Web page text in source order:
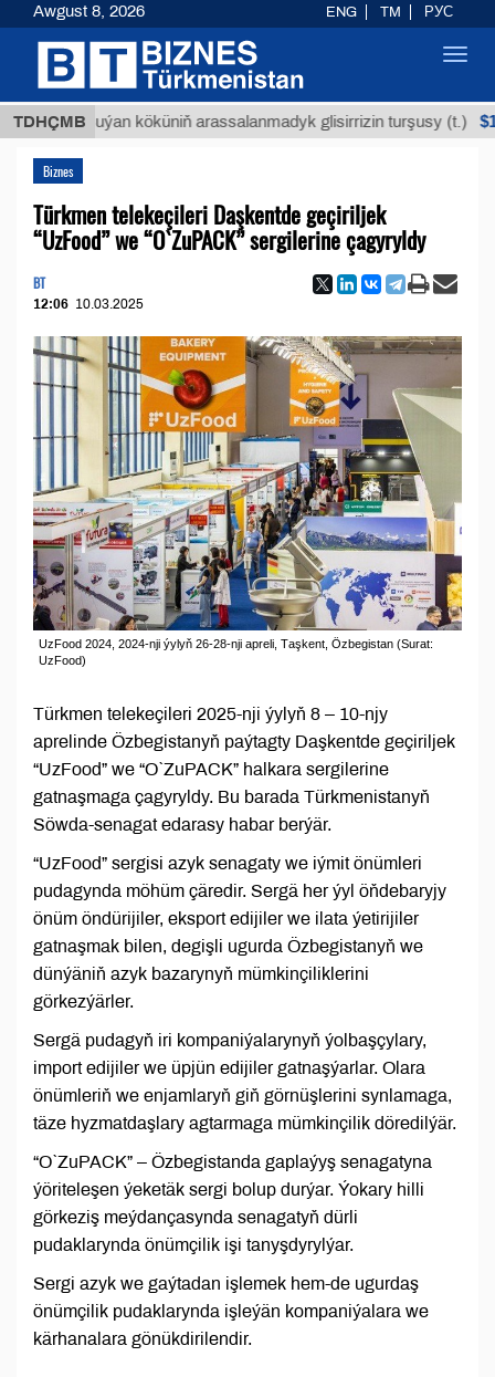
TDHÇMB
Buýan köküniň arassalanmadyk glisirrizin turşusy (t.)
Biznes
Türkmen telekeçileri Daşkentde geçiriljek
“UzFood” we “O`ZuPACK” sergilerine çagyryldy
BT
12:06 10.03.2025
UzFood 2024, 2024-nji ýylyň 26-28-nji apreli, Таşkent, Özbegistan (Surat:
UzFood)
Türkmen telekeçileri 2025-nji ýylyň 8 – 10-njy
aprelinde Özbegistanyň paýtagty Daşkentde geçiriljek
“UzFood” we “O`ZuPACK” halkara sergilerine
gatnaşmaga çagyryldy. Bu barada Türkmenistanyň
Söwda-senagat edarasy habar berýär.
“UzFood” sergisi azyk senagaty we iýmit önümleri
pudagynda möhüm çäredir. Sergä her ýyl öňdebaryjy
önüm öndürijiler, eksport edijiler we ilata ýetirijiler
gatnaşmak bilen, degişli ugurda Özbegistanyň we
dünýäniň azyk bazarynyň mümkinçiliklerini
görkezýärler.
Sergä pudagyň iri kompaniýalarynyň ýolbaşçylary,
import edijiler we üpjün edijiler gatnaşýarlar. Olara
önümleriň we enjamlaryň giň görnüşlerini synlamaga,
täze hyzmatdaşlary agtarmaga mümkinçilik döredilýär.
“O`ZuPACK” – Özbegistanda gaplaýyş senagatyna
ýöriteleşen ýeketäk sergi bolup durýar. Ýokary hilli
görkeziş meýdançasynda senagatyň dürli
pudaklarynda önümçilik işi tanyşdyrylýar.
Sergi azyk we gaýtadan işlemek hem-de ugurdaş
önümçilik pudaklarynda işleýän kompaniýalara we
kärhanalara gönükdirilendir.
Awgust 8, 2026 ENG TM РУС